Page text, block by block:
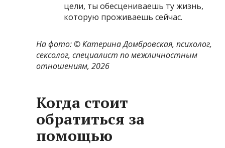
цели, ты обесцениваешь ту жизнь,
которую проживаешь сейчас.
На фото: © Катерина Домбровская, психолог,
сексолог, специалист по межличностным
отношениям, 2026
Когда стоит
обратиться за
помощью